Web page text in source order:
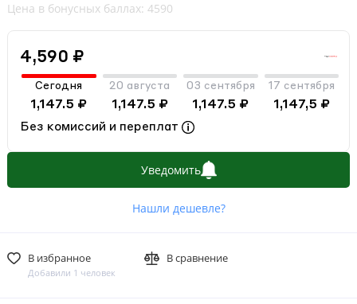
Цена в бонусных баллах: 4590
4,590 ₽
Сегодня
1,147.5 ₽
20 августа
1,147.5 ₽
03 сентября
1,147.5 ₽
17 сентября
1,147,5 ₽
Без комиссий и переплат
Уведомить
Нашли дешевле?
В избранное
Добавили 1 человек
В сравнение